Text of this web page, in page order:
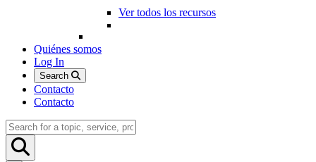
Ver todos los recursos
Quiénes somos
Log In
Search
Contacto
Contacto